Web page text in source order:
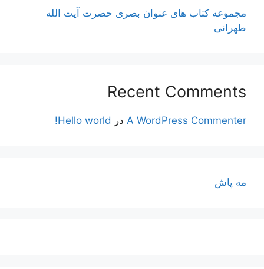
مجموعه کتاب های عنوان بصری حضرت آیت الله
طهرانی
Recent Comments
A WordPress Commenter در Hello world!
مه پاش